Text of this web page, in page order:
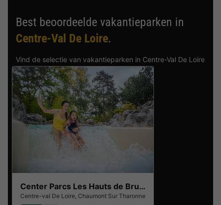
Best beoordeelde vakantieparken in
Centre-Val De Loire.
Vind de selectie van vakantieparken in Centre-Val De Loire
met de beste reviews.
Center Parcs Les Hauts de Bruyères
Centre-val De Loire, Chaumont Sur Tharonne